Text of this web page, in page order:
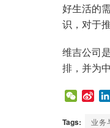
好生活的
识，对于
维吉公司
排，并为
W
C
S
n
Tags: 业务